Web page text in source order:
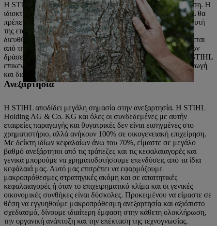
Η STIHL είναι μια οικογενειακή, μεσαίου μεγέθους επιχείρηση. Η
ιδιοκτήτρια οικογένεια έχει θέσει ρητά τον στόχο ότι η STIHL θα
πρέπει να συνεχίσει να διοικείται από τους απογόνους του ιδρυτή
της εταιρείας, Andreas Stihl. Οι δραστηριότητες της εταιρείας
διευθύνονται από ένα Εκτελεστικό Συμβούλιο που δεν ελέγχεται
από την οικογένεια από το 2002. Η συνέχεια του ήθους και των
δράσεων είναι θεμελιώδης για την επιτυχία της εταιρείας. Η STIHL
επικεντρώνεται στις βασικές της ικανότητες: Ανάπτυξη, παραγωγή
και διανομή αλυσοπρίονων και ηλεκτρικών εργαλείων.
Ανεξαρτησία
Η STIHL αποδίδει μεγάλη σημασία στην ανεξαρτησία. Η STIHL
Holding AG & Co. KG και όλες οι συνδεδεμένες με αυτήν
εταιρείες παραγωγής και θυγατρικές δεν είναι εισηγμένες στο
χρηματιστήριο, αλλά ανήκουν 100% σε οικογενειακή επιχείρηση.
Με δείκτη ιδίων κεφαλαίων άνω του 70%, είμαστε σε μεγάλο
βαθμό ανεξάρτητοι από τις τράπεζες και τις κεφαλαιαγορές και
γενικά μπορούμε να χρηματοδοτήσουμε επενδύσεις από τα ίδια
κεφάλαιά μας. Αυτό μας επιτρέπει να εφαρμόζουμε
μακροπρόθεσμες στρατηγικές ακόμη και σε απαιτητικές
κεφαλαιαγορές ή όταν το επιχειρηματικό κλίμα και οι γενικές
οικονομικές συνθήκες είναι δύσκολες. Προκειμένου να είμαστε σε
θέση να εγγυηθούμε μακροπρόθεσμη ανεξαρτησία και αξιόπιστο
σχεδιασμό, δίνουμε ιδιαίτερη έμφαση στην κάθετη ολοκλήρωση,
την οργανική ανάπτυξη και την επέκταση της τεχνογνωσίας.